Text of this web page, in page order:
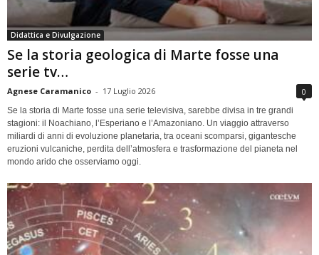
Didattica e Divulgazione
Se la storia geologica di Marte fosse una
serie tv…
Agnese Caramanico - 17 Luglio 2026 0
Se la storia di Marte fosse una serie televisiva, sarebbe divisa in tre grandi
stagioni: il Noachiano, l’Esperiano e l’Amazoniano. Un viaggio attraverso
miliardi di anni di evoluzione planetaria, tra oceani scomparsi, gigantesche
eruzioni vulcaniche, perdita dell’atmosfera e trasformazione del pianeta nel
mondo arido che osserviamo oggi.